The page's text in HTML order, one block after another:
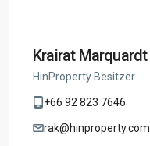
Krairat Marquardt
HinProperty Besitzer
+66 92 823 7646
rak@hinproperty.com